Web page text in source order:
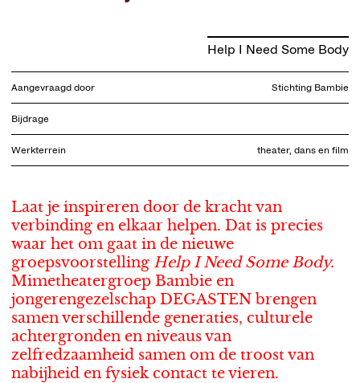
Help I Need Some Body
Aangevraagd door Stichting Bambie
Bijdrage
Werkterrein theater, dans en film
Laat je inspireren door de kracht van
verbinding en elkaar helpen. Dat is precies
waar het om gaat in de nieuwe
groepsvoorstelling Help I Need Some Body.
Mimetheatergroep Bambie en
jongerengezelschap DEGASTEN brengen
samen verschillende generaties, culturele
achtergronden en niveaus van
zelfredzaamheid samen om de troost van
nabijheid en fysiek contact te vieren.